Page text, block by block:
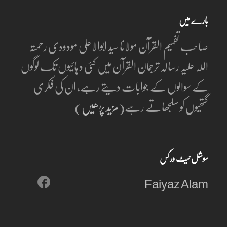
بارے میں
صاحب تفہیم القرآن مولانا سید ابوالاعلی مودودی رحمتہ
اللہ علیہ رسالہ ترجمان القرآن میں کئی دہائیوں تک لوگوں
کے سوالوں کے جوابات دیتے رہے، ان کی فکری
گتھیوں کو سلجھاتے رہے(مزید پڑھیں)
سوشل نیٹ ورکس
Faiyaz Alam